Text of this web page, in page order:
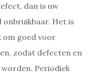
dan is uw
onbruikbaar. Het is
om goed voor
zodat defecten en
Periodiek